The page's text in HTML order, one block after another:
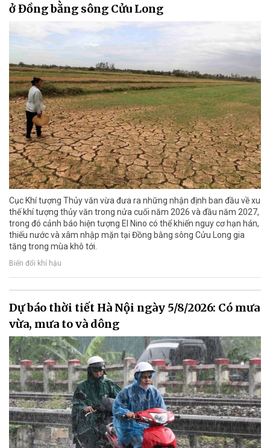
ở Đồng bằng sông Cửu Long
Cục Khí tượng Thủy văn vừa đưa ra những nhận định ban đầu về xu
thế khí tượng thủy văn trong nửa cuối năm 2026 và đầu năm 2027,
trong đó cảnh báo hiện tượng El Nino có thể khiến nguy cơ hạn hán,
thiếu nước và xâm nhập mặn tại Đồng bằng sông Cửu Long gia
tăng trong mùa khô tới.
Biến đổi khí hậu
Dự báo thời tiết Hà Nội ngày 5/8/2026: Có mưa
vừa, mưa to và dông